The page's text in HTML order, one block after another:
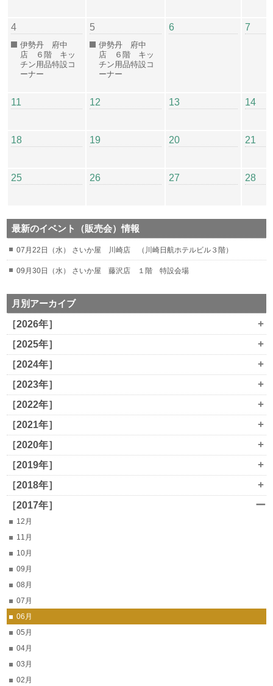
4
伊勢丹 府中
店 ６階 キッ
チン用品特設コ
ーナー
5
伊勢丹 府中
店 ６階 キッ
チン用品特設コ
ーナー
6 7
11 12 13 14
18 19 20 21
25 26 27 28
最新のイベント（販売会）情報
07月22日（水） さいか屋 川崎店 （川崎日航ホテルビル３階）
09月30日（水） さいか屋 藤沢店 １階 特設会場
月別アーカイブ
［2026年］
+
［2025年］ +
［2024年］ +
［2023年］ +
［2022年］ +
［2021年］ +
［2020年］ +
［2019年］ +
［2018年］ +
［2017年］ ー
12月
11月
10月
09月
08月
07月
06月
05月
04月
03月
02月